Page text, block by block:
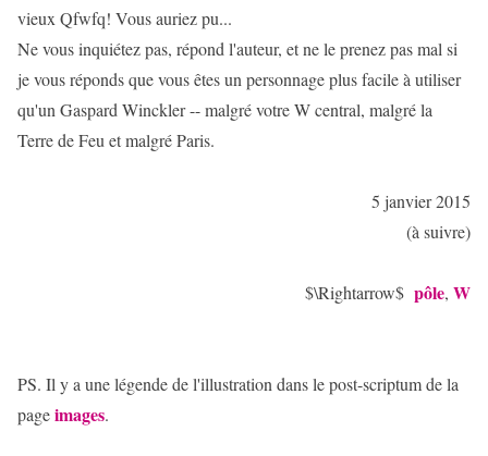
vieux Qfwfq! Vous auriez pu...
Ne vous inquiétez pas, répond l'auteur, et ne le prenez pas mal si
je vous réponds que vous êtes un personnage plus facile à utiliser
qu'un Gaspard Winckler -- malgré votre W central, malgré la
Terre de Feu et malgré Paris.
5 janvier 2015
(à suivre)
$\Rightarrow$ pôle, W
PS. Il y a une légende de l'illustration dans le post-scriptum de la
pageimages.